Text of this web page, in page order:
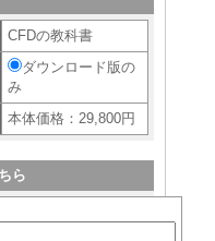
CFDの教科書
ダウンロード版の
み
本体価格：29,800円
ら